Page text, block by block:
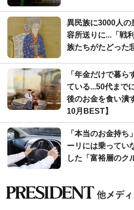
異民族に3000人の
容所送りに...「戦
族たちがたどった
「年金だけで暮ら
ている...50代まで
後のお金を食い潰
10月BEST】
「本当のお金持ち
ーリには乗ってい
した「富裕層のク